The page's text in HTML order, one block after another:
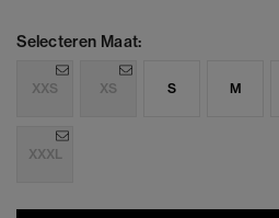
Selecteren Maat:
XXS XS S M
XXXL